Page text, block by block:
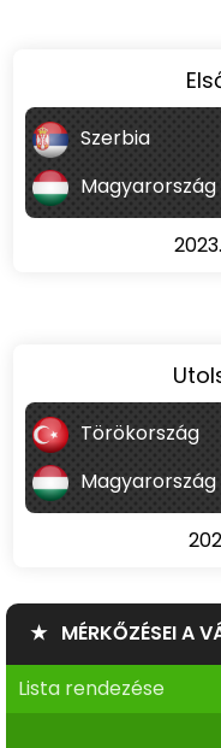
Szerbia
Magyarország
Törökország
Magyarország
★ MÉRKŐZÉSEI A
Lista rendezése